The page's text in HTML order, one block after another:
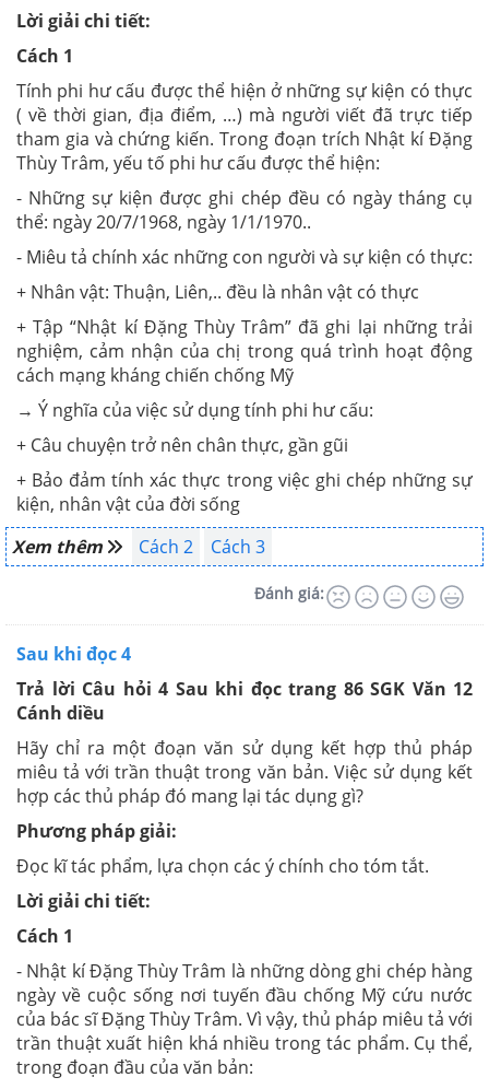
Lời giải chi tiết:
Cách 1
Tính phi hư cấu được thể hiện ở những sự kiện có thực
( về thời gian, địa điểm, …) mà người viết đã trực tiếp
tham gia và chứng kiến. Trong đoạn trích Nhật kí Đặng
Thùy Trâm, yếu tố phi hư cấu được thể hiện:
- Những sự kiện được ghi chép đều có ngày tháng cụ
thể: ngày 20/7/1968, ngày 1/1/1970..
- Miêu tả chính xác những con người và sự kiện có thực:
+ Nhân vật: Thuận, Liên,.. đều là nhân vật có thực
+Tập “Nhật kí Đặng Thùy Trâm” đã ghi lại những trải
nghiệm, cảm nhận của chị trong quá trình hoạt động
cách mạng kháng chiến chống Mỹ
→ Ý nghĩa của việc sử dụng tính phi hư cấu:
+ Câu chuyện trở nên chân thực, gần gũi
+ Bảo đảm tính xác thực trong việc ghi chép những sự
kiện, nhân vật của đời sống
Xem thêm
Cách 2 Cách 3
Đánh giá:
Sau khi đọc 4
Trả lời Câu hỏi 4 Sau khi đọc trang 86 SGK Văn 12
Cánh diều
Hãy chỉ ra một đoạn văn sử dụng kết hợp thủ pháp
miêu tả với trần thuật trong văn bản. Việc sử dụng kết
hợp các thủ pháp đó mang lại tác dụng gì?
Phương pháp giải:
Đọc kĩ tác phẩm, lựa chọn các ý chính cho tóm tắt.
Lời giải chi tiết:
Cách 1
- Nhật kí Đặng Thùy Trâm là những dòng ghi chép hàng
ngày về cuộc sống nơi tuyến đầu chống Mỹ cứu nước
của bác sĩ Đặng Thùy Trâm. Vì vậy, thủ pháp miêu tả với
trần thuật xuất hiện khá nhiều trong tác phẩm. Cụ thể,
trong đoạn đầu của văn bản: